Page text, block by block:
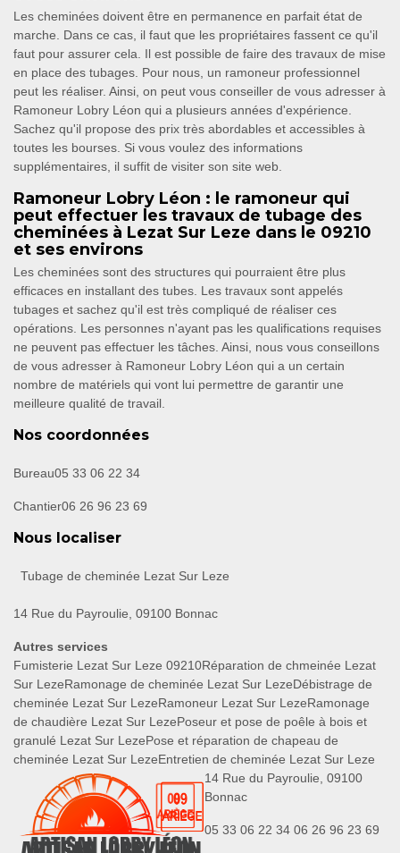
Les cheminées doivent être en permanence en parfait état de
marche. Dans ce cas, il faut que les propriétaires fassent ce qu'il
faut pour assurer cela. Il est possible de faire des travaux de mise
en place des tubages. Pour nous, un ramoneur professionnel
peut les réaliser. Ainsi, on peut vous conseiller de vous adresser à
Ramoneur Lobry Léon qui a plusieurs années d'expérience.
Sachez qu'il propose des prix très abordables et accessibles à
toutes les bourses. Si vous voulez des informations
supplémentaires, il suffit de visiter son site web.
Ramoneur Lobry Léon : le ramoneur qui
peut effectuer les travaux de tubage des
cheminées à Lezat Sur Leze dans le 09210
et ses environs
Les cheminées sont des structures qui pourraient être plus
efficaces en installant des tubes. Les travaux sont appelés
tubages et sachez qu'il est très compliqué de réaliser ces
opérations. Les personnes n'ayant pas les qualifications requises
ne peuvent pas effectuer les tâches. Ainsi, nous vous conseillons
de vous adresser à Ramoneur Lobry Léon qui a un certain
nombre de matériels qui vont lui permettre de garantir une
meilleure qualité de travail.
Nos coordonnées
Bureau05 33 06 22 34
Chantier06 26 96 23 69
Nous localiser
Tubage de cheminée Lezat Sur Leze
14 Rue du Payroulie, 09100 Bonnac
Autres services
Fumisterie Lezat Sur Leze 09210Réparation de chmeinée Lezat
Sur LezeRamonage de cheminée Lezat Sur LezeDébistrage de
cheminée Lezat Sur LezeRamoneur Lezat Sur LezeRamonage
de chaudière Lezat Sur LezePoseur et pose de poêle à bois et
granulé Lezat Sur LezePose et réparation de chapeau de
cheminée Lezat Sur LezeEntretien de cheminée Lezat Sur Leze
14 Rue du Payroulie, 09100
Bonnac
05 33 06 22 34 06 26 96 23 69